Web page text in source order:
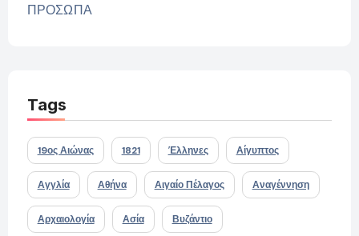
ΠΡΟΣΩΠΑ
Tags
19ος Αιώνας 1821 Έλληνες Αίγυπτος
Αγγλία Αθήνα Αιγαίο Πέλαγος Αναγέννηση
Αρχαιολογία Ασία Βυζάντιο